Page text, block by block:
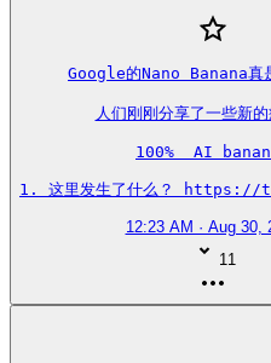
Google的Nano Banana真
人们刚刚分享了一些新
100%  AI
1. 这里发生了什么？ https://
12:23 AM · Aug 30,
11